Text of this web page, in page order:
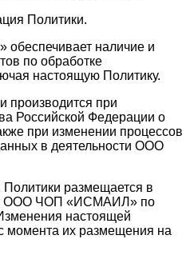
Политики.
наличие и
по обработке
настоящую Политику.
производится при
Российской Федерации о
при изменении процессов
в деятельности ООО
Политики размещается в
ООО ЧОП «ИСМАИЛ» по
настоящей
момента их размещения на